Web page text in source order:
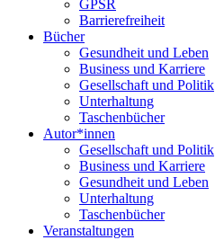
GPSR
Barrierefreiheit
Bücher
Gesundheit und Leben
Business und Karriere
Gesellschaft und Politik
Unterhaltung
Taschenbücher
Autor*innen
Gesellschaft und Politik
Business und Karriere
Gesundheit und Leben
Unterhaltung
Taschenbücher
Veranstaltungen